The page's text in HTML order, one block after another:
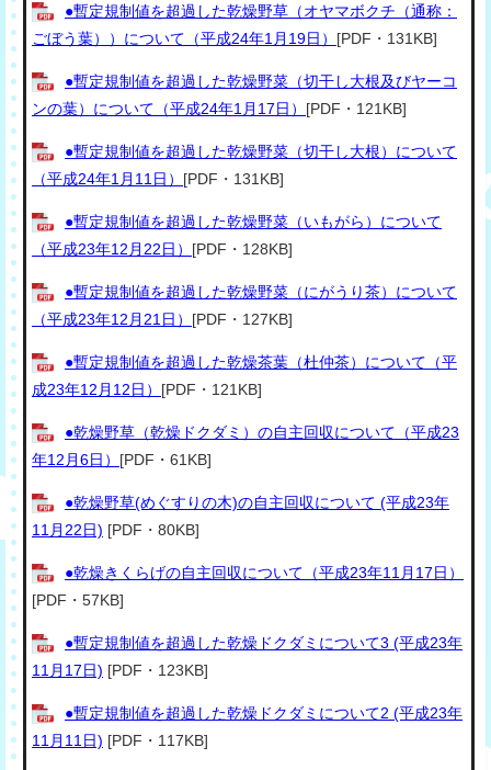
●暫定規制値を超過した乾燥野草（オヤマボクチ（通称：
ごぼう葉））について（平成24年1月19日） [PDF・131KB]
●暫定規制値を超過した乾燥野菜（切干し大根及びヤーコ
ンの葉）について（平成24年1月17日） [PDF・121KB]
●暫定規制値を超過した乾燥野菜（切干し大根）について
（平成24年1月11日） [PDF・131KB]
●暫定規制値を超過した乾燥野菜（いもがら）について
（平成23年12月22日） [PDF・128KB]
●暫定規制値を超過した乾燥野菜（にがうり茶）について
（平成23年12月21日） [PDF・127KB]
●暫定規制値を超過した乾燥茶葉（杜仲茶）について（平
成23年12月12日） [PDF・121KB]
●乾燥野草（乾燥ドクダミ）の自主回収について（平成23
年12月6日） [PDF・61KB]
●乾燥野草(めぐすりの木)の自主回収について (平成23年
11月22日) [PDF・80KB]
●乾燥きくらげの自主回収について（平成23年11月17日）
[PDF・57KB]
●暫定規制値を超過した乾燥ドクダミについて3 (平成23年
11月17日) [PDF・123KB]
●暫定規制値を超過した乾燥ドクダミについて2 (平成23年
11月11日) [PDF・117KB]